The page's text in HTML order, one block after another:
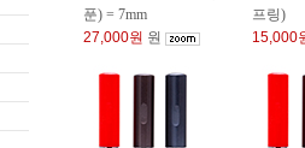
푼) = 7mm
27,000원 원
프링)
15,000